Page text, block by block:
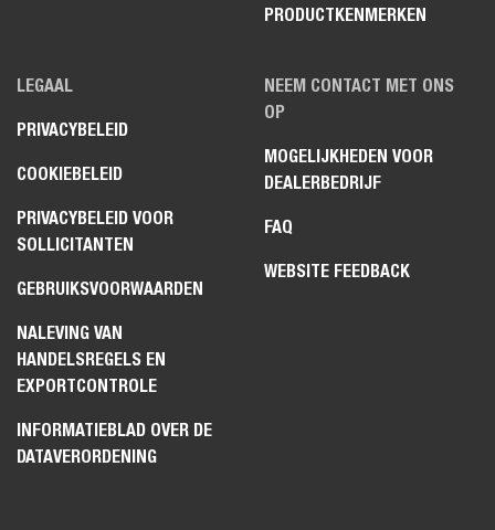
PRODUCTKENMERKEN
LEGAAL
PRIVACYBELEID
COOKIEBELEID
PRIVACYBELEID VOOR
SOLLICITANTEN
GEBRUIKSVOORWAARDEN
NALEVING VAN
HANDELSREGELS EN
EXPORTCONTROLE
INFORMATIEBLAD OVER DE
DATAVERORDENING
NEEM CONTACT MET ONS
OP
MOGELIJKHEDEN VOOR
DEALERBEDRIJF
FAQ
WEBSITE FEEDBACK